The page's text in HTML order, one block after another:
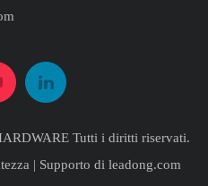
Tutti i diritti riservati.
| Supporto di leadong.com